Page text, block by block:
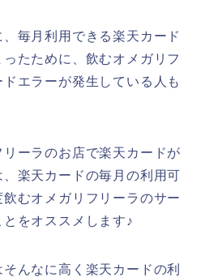
毎月利用できる楽天カード
たために、飲むオメガリフ
エラーが発生している人も
ーラのお店で楽天カードが
楽天カードの毎月の利用可
むオメガリフリーラのサー
をオススメします♪
んなに高く楽天カードの利